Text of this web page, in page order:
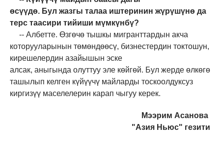
өсүүдө. Бул жазгы талаа иштеринин жүрүшүнө да
терс таасири тийиши мүмкүнбү?
-- Албетте. Өзгөчө тышкы мигранттардын акча
которууларынын төмөндөөсү, бизнестердин токтошун,
кирешелердин азайышын эске
алсак, аныгында олуттуу эле көйгөй. Бул жерде өлкөгө
ташылып келген күйүүчү майларды тоскоолдуксуз
киргизүү маселелерин карап чыгуу керек.
Мээрим Асанова
"Азия Ньюс" гезити